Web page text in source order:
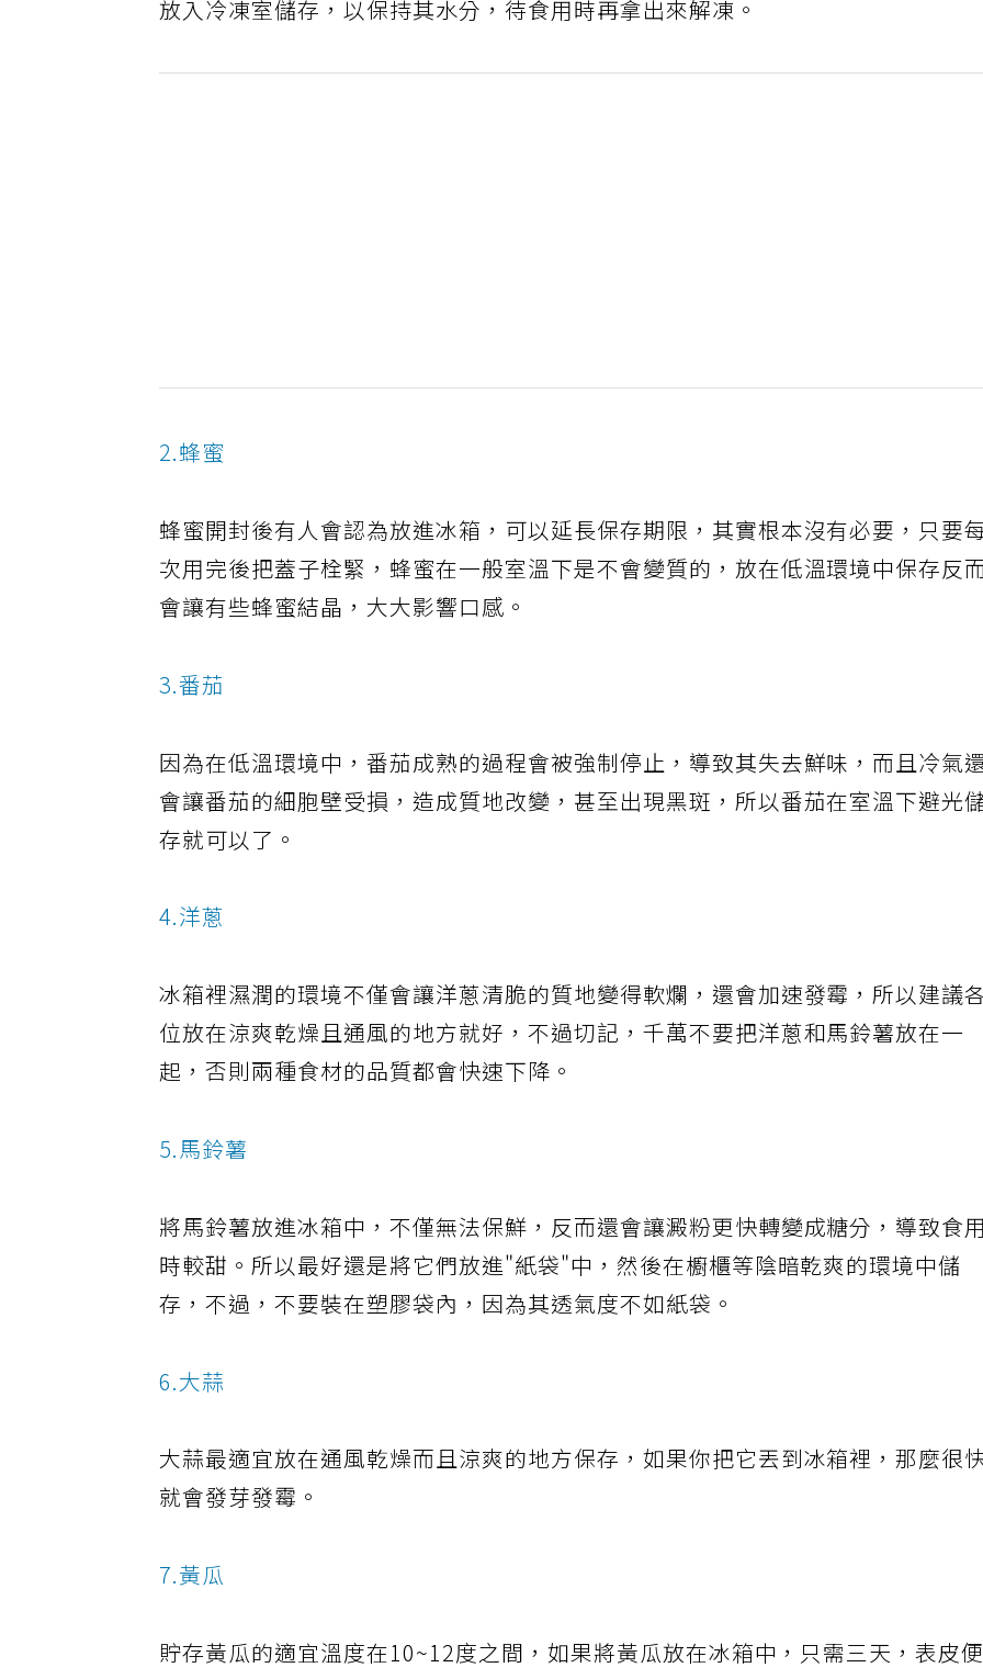
放入冷凍室儲存，以保持其水分，待食用時再拿出來解凍。
2.蜂蜜
蜂蜜開封後有人會認為放進冰箱，可以延長保存期限，其實根本沒有必要，只要
次用完後把蓋子栓緊，蜂蜜在一般室溫下是不會變質的，放在低溫環境中保存反
會讓有些蜂蜜結晶，大大影響口感。
3.番茄
因為在低溫環境中，番茄成熟的過程會被強制停止，導致其失去鮮味，而且冷氣
會讓番茄的細胞壁受損，造成質地改變，甚至出現黑斑，所以番茄在室溫下避光
存就可以了。
4.洋蔥
冰箱裡濕潤的環境不僅會讓洋蔥清脆的質地變得軟爛，還會加速發霉，所以建議
位放在涼爽乾燥且通風的地方就好，不過切記，千萬不要把洋蔥和馬鈴薯放在一
起，否則兩種食材的品質都會快速下降。
5.馬鈴薯
將馬鈴薯放進冰箱中，不僅無法保鮮，反而還會讓澱粉更快轉變成糖分，導致食
時較甜。所以最好還是將它們放進"紙袋"中，然後在櫥櫃等陰暗乾爽的環境中儲
存，不過，不要裝在塑膠袋內，因為其透氣度不如紙袋。
6.大蒜
大蒜最適宜放在通風乾燥而且涼爽的地方保存，如果你把它丟到冰箱裡，那麼很
就會發芽發霉。
7.黃瓜
貯存黃瓜的適宜溫度在10~12度之間，如果將黃瓜放在冰箱中，只需三天，表皮